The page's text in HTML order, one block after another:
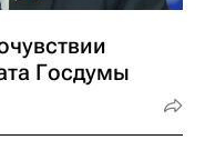
Госдумы